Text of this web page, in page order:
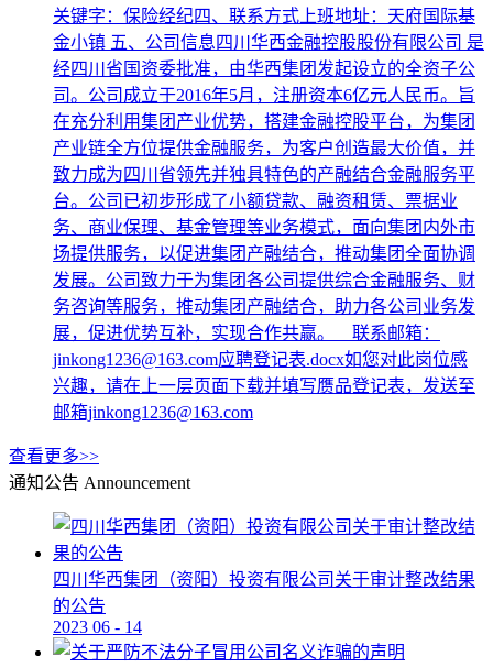
关键字：保险经纪四、联系方式上班地址：天府国际基
金小镇 五、公司信息四川华西金融控股股份有限公司 是
经四川省国资委批准，由华西集团发起设立的全资子公
司。公司成立于2016年5月，注册资本6亿元人民币。旨
在充分利用集团产业优势，搭建金融控股平台，为集团
产业链全方位提供金融服务，为客户创造最大价值，并
致力成为四川省领先并独具特色的产融结合金融服务平
台。公司已初步形成了小额贷款、融资租赁、票据业
务、商业保理、基金管理等业务模式，面向集团内外市
场提供服务，以促进集团产融结合，推动集团全面协调
发展。公司致力于为集团各公司提供综合金融服务、财
务咨询等服务，推动集团产融结合，助力各公司业务发
展，促进优势互补，实现合作共赢。 联系邮箱：
jinkong1236@163.com应聘登记表.docx如您对此岗位感
兴趣，请在上一层页面下载并填写赝品登记表，发送至
邮箱jinkong1236@163.com
查看更多>>
通知公告 Announcement
四川华西集团（资阳）投资有限公司关于审计整改结果
的公告
2023 06 - 14